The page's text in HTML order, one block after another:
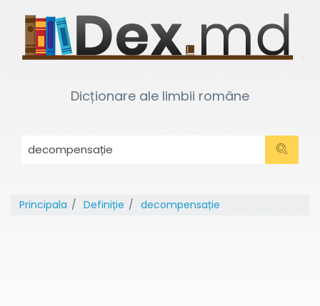
Dicționare ale limbii române
Principala Definiție decompensație